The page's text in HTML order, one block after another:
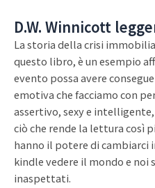
D.W. Winnicott
La storia della crisi
questo libro, è un esempio
evento possa avere
emotiva che facciamo con
assertivo, sexy e
ciò che rende la lettura così
hanno il potere di cambiarci
kindle vedere il mondo e noi
inaspettati.